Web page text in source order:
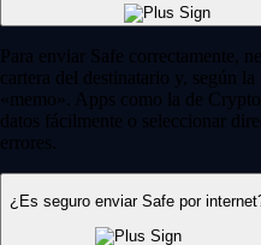
Para enviar Safe correctamente,
cartera del destinatario y, según
«memo». Apps como la de
datos fácilmente o seleccionar
errores.
¿Es seguro enviar Safe por